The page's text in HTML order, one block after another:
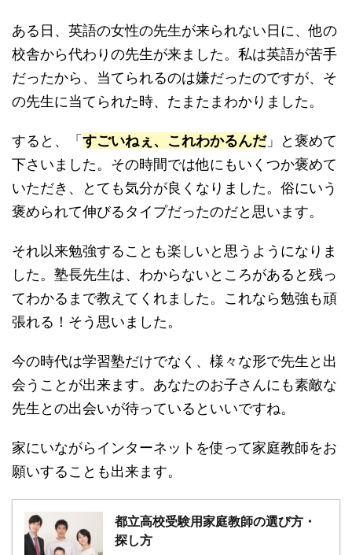
ある日、英語の女性の先生が来られない日に、他の
校舎から代わりの先生が来ました。私は英語が苦手
だったから、当てられるのは嫌だったのですが、そ
の先生に当てられた時、たまたまわかりました。
すると、「 すごいねぇ、これわかるんだ」と褒めて
下さいました。その時間では他にもいくつか褒めて
いただき、とても気分が良くなりました。俗にいう
褒められて伸びるタイプだったのだと思います。
それ以来勉強することも楽しいと思うようになりま
した。塾長先生は、わからないところがあると残っ
てわかるまで教えてくれました。これなら勉強も頑
張れる！そう思いました。
今の時代は学習塾だけでなく、様々な形で先生と出
会うことが出来ます。あなたのお子さんにも素敵な
先生との出会いが待っているといいですね。
家にいながらインターネットを使って家庭教師をお
願いすることも出来ます。
都立高校受験用家庭教師の選び方・
探し方